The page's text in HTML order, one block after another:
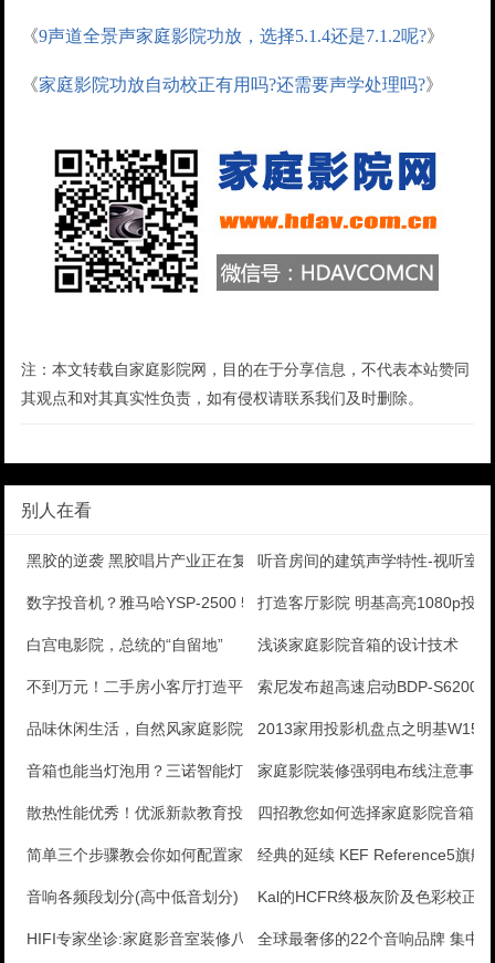
《9声道全景声家庭影院功放，选择5.1.4还是7.1.2呢?》
《家庭影院功放自动校正有用吗?还需要声学处理吗?》
注：本文转载自家庭影院网，目的在于分享信息，不代表本站赞同
其观点和对其真实性负责，如有侵权请联系我们及时删除。
别人在看
黑胶的逆袭 黑胶唱片产业正在复苏听音房间的建筑声学特性-视听室
数字投音机？雅马哈YSP-2500 5.1声道Sou打造客厅影院 明基高亮1080p投
白宫电影院，总统的“自留地” 浅谈家庭影院音箱的设计技术
不到万元！二手房小客厅打造平民家庭影院索尼发布超高速启动BDP-S6200
品味休闲生活，自然风家庭影院规划2013家用投影机盘点之明基
音箱也能当灯泡用？三诺智能灯光蓝牙音箱评测家庭影院装修强弱电布线注意事项
散热性能优秀！优派新款教育投影评测四招教您如何选择家庭影院音箱？
简单三个步骤教会你如何配置家庭影院经典的延续 KEF Reference5旗舰
音响各频段划分(高中低音划分) Kal的HCFR终极灰阶及色彩校正
HIFI专家坐诊:家庭影音室装修八要素全球最奢侈的22个音响品牌 集中